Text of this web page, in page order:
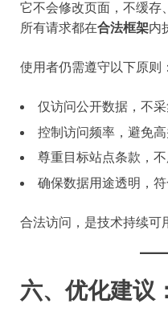
它不会修改页面，不缓存
所有请求都在合法框架内
使用者仍需遵守以下原则：
仅访问公开数据，不采
控制访问频率，避免高
尊重目标站点条款，
确保数据用途透明，符
合法访问，是技术持续可
六、优化建议